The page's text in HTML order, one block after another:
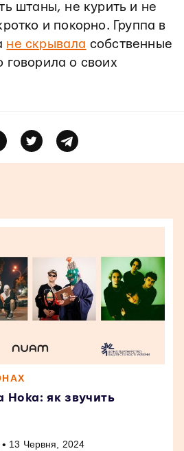
штаны, не курить и не
и покорно. Группа в
не скрывала собственные
говорила о своих
Hoka: як звучить
• 13 Червня, 2024